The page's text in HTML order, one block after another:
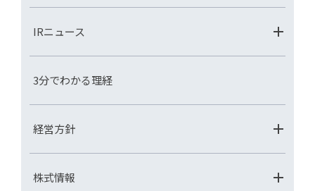
IRニュース
3分でわかる理経
経営方針
株式情報